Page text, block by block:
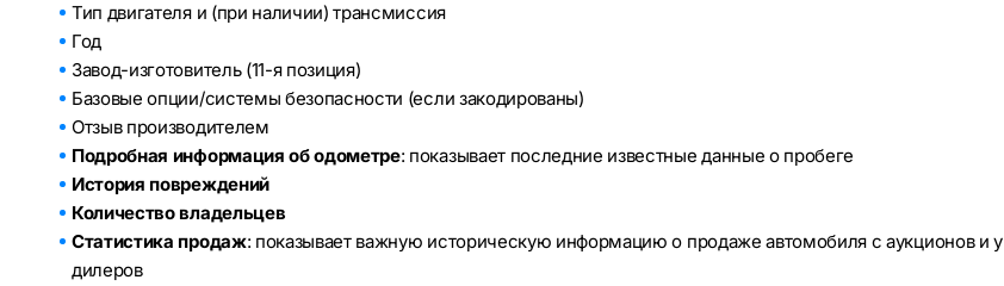
Тип двигателя и (при наличии) трансмиссия
Год
Завод-изготовитель (11-я позиция)
Базовые опции/системы безопасности (если закодированы)
Отзыв производителем
Подробная информация об одометре: показывает последние известные данные о пробеге
История повреждений
Количество владельцев
Статистика продаж: показывает важную историческую информацию о продаже автомобиля с аукционов и у
дилеров